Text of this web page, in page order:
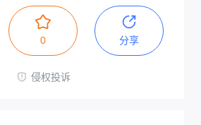
0 分享
侵权投诉